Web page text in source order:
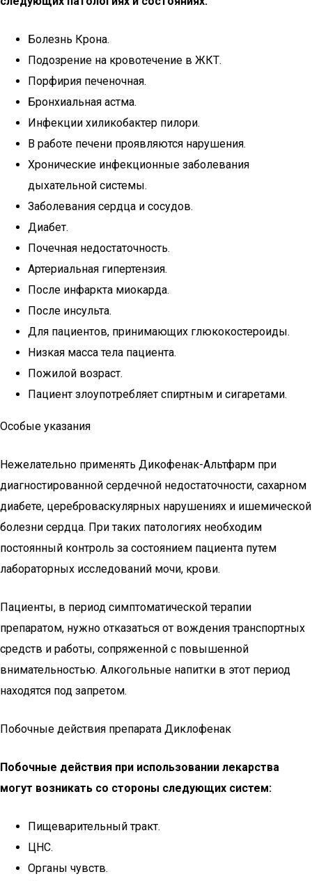
Болезнь Крона.
Подозрение на кровотечение в ЖКТ.
Порфирия печеночная.
Бронхиальная астма.
Инфекции хиликобактер пилори.
В работе печени проявляются нарушения.
Хронические инфекционные заболевания
дыхательной системы.
Заболевания сердца и сосудов.
Диабет.
Почечная недостаточность.
Артериальная гипертензия.
После инфаркта миокарда.
После инсульта.
Для пациентов, принимающих глюкокостероиды.
Низкая масса тела пациента.
Пожилой возраст.
Пациент злоупотребляет спиртным и сигаретами.
Особые указания
Нежелательно применять Дикофенак-Альтфарм при
диагностированной сердечной недостаточности, сахарном
диабете, цереброваскулярных нарушениях и ишемической
болезни сердца. При таких патологиях необходим
постоянный контроль за состоянием пациента путем
лабораторных исследований мочи, крови.
Пациенты, в период симптоматической терапии
препаратом, нужно отказаться от вождения транспортных
средств и работы, сопряженной с повышенной
внимательностью. Алкогольные напитки в этот период
находятся под запретом.
Побочные действия препарата Диклофенак
Побочные действия при использовании лекарства
могут возникать со стороны следующих систем:
Пищеварительный тракт.
ЦНС.
Органы чувств.